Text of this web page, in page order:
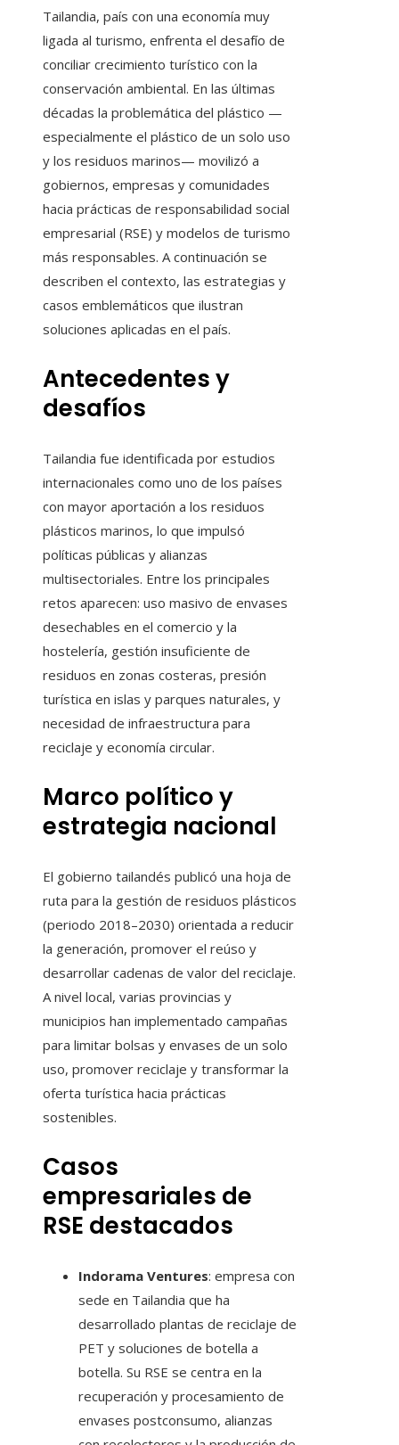
Tailandia, país con una economía muy
ligada al turismo, enfrenta el desafío de
conciliar crecimiento turístico con la
conservación ambiental. En las últimas
décadas la problemática del plástico —
especialmente el plástico de un solo uso
y los residuos marinos— movilizó a
gobiernos, empresas y comunidades
hacia prácticas de responsabilidad social
empresarial (RSE) y modelos de turismo
más responsables. A continuación se
describen el contexto, las estrategias y
casos emblemáticos que ilustran
soluciones aplicadas en el país.
Antecedentes y
desafíos
Tailandia fue identificada por estudios
internacionales como uno de los países
con mayor aportación a los residuos
plásticos marinos, lo que impulsó
políticas públicas y alianzas
multisectoriales. Entre los principales
retos aparecen: uso masivo de envases
desechables en el comercio y la
hostelería, gestión insuficiente de
residuos en zonas costeras, presión
turística en islas y parques naturales, y
necesidad de infraestructura para
reciclaje y economía circular.
Marco político y
estrategia nacional
El gobierno tailandés publicó una hoja de
ruta para la gestión de residuos plásticos
(periodo 2018–2030) orientada a reducir
la generación, promover el reúso y
desarrollar cadenas de valor del reciclaje.
A nivel local, varias provincias y
municipios han implementado campañas
para limitar bolsas y envases de un solo
uso, promover reciclaje y transformar la
oferta turística hacia prácticas
sostenibles.
Casos
empresariales de
RSE destacados
Indorama Ventures: empresa con
sede en Tailandia que ha
desarrollado plantas de reciclaje de
PET y soluciones de botella a
botella. Su RSE se centra en la
recuperación y procesamiento de
envases postconsumo, alianzas